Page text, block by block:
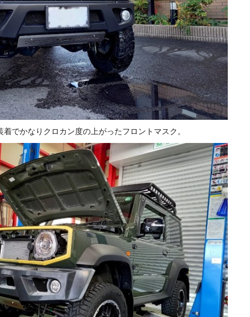
でかなりクロカン度の上がったフロントマスク。